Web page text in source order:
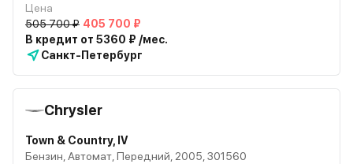
Цена
505 700 ₽ 405 700 ₽
В кредит от 5360 ₽ /мес.
Санкт-Петербург
Chrysler
Town & Country, IV
Бензин, Автомат, Передний, 2005, 301560